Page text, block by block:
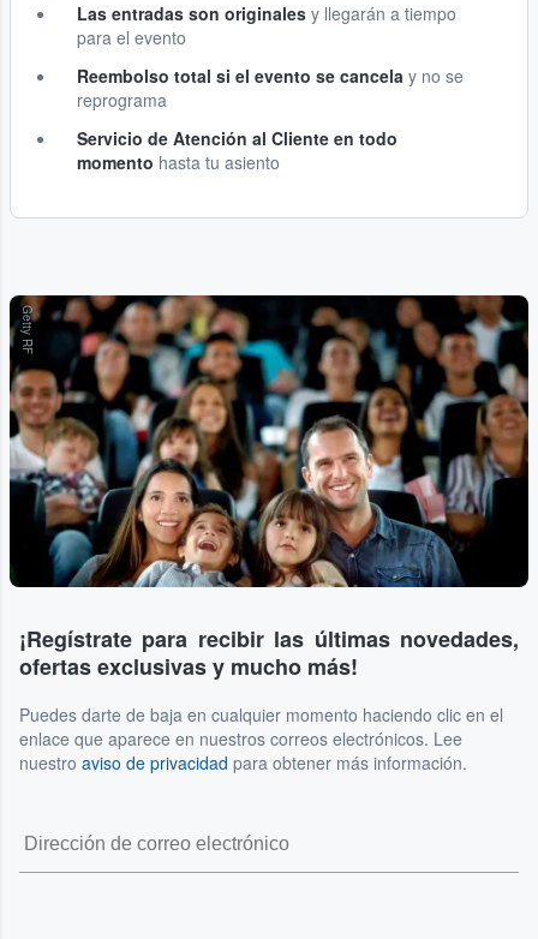
Las entradas son originales y llegarán a tiempo
para el evento
Reembolso total si el evento se cancela y no se
reprograma
Servicio de Atención al Cliente en todo
momento hasta tu asiento
Getty RF
¡Regístrate para recibir las últimas novedades,
ofertas exclusivas y mucho más!
Puedes darte de baja en cualquier momento haciendo clic en el
enlace que aparece en nuestros correos electrónicos. Lee
nuestro aviso de privacidad para obtener más información.